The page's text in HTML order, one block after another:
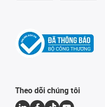
Theo dõi chúng tôi